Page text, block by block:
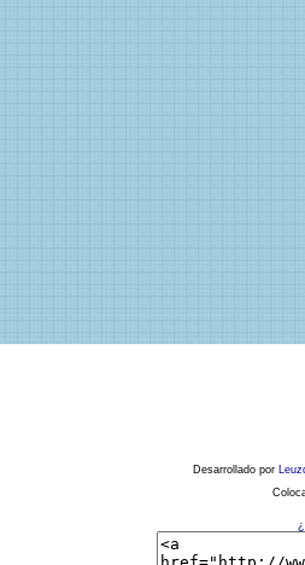
Desarrollado por